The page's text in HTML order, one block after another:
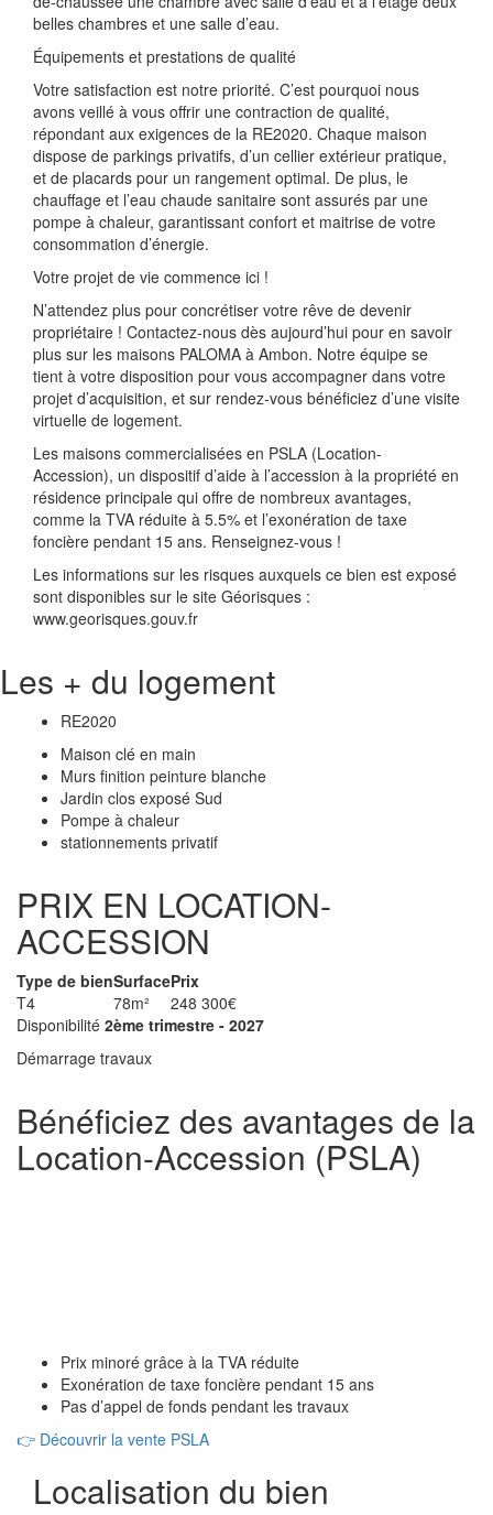
belles chambres et une salle d’eau.
Équipements et prestations de qualité
Votre satisfaction est notre priorité. C’est pourquoi nous
avons veillé à vous offrir une contraction de qualité,
répondant aux exigences de la RE2020. Chaque maison
dispose de parkings privatifs, d’un cellier extérieur pratique,
et de placards pour un rangement optimal. De plus, le
chauffage et l’eau chaude sanitaire sont assurés par une
pompe à chaleur, garantissant confort et maitrise de votre
consommation d’énergie.
Votre projet de vie commence ici !
N’attendez plus pour concrétiser votre rêve de devenir
propriétaire ! Contactez-nous dès aujourd’hui pour en savoir
plus sur les maisons PALOMA à Ambon. Notre équipe se
tient à votre disposition pour vous accompagner dans votre
projet d’acquisition, et sur rendez-vous bénéficiez d’une visite
virtuelle de logement.
Les maisons commercialisées en PSLA (Location-
Accession), un dispositif d’aide à l’accession à la propriété en
résidence principale qui offre de nombreux avantages,
comme la TVA réduite à 5.5% et l’exonération de taxe
foncière pendant 15 ans. Renseignez-vous !
Les informations sur les risques auxquels ce bien est exposé
sont disponibles sur le site Géorisques :
www.georisques.gouv.fr
Les + du logement
RE2020
Maison clé en main
Murs finition peinture blanche
Jardin clos exposé Sud
Pompe à chaleur
stationnements privatif
PRIX EN LOCATION-
ACCESSION
Type de bienSurfacePrix
T4
78m²
248 300€
Disponibilité 2ème trimestre - 2027
Démarrage travaux
Bénéficiez des avantages de la
Location-Accession (PSLA)
Prix minoré grâce à la TVA réduite
Exonération de taxe foncière pendant 15 ans
Pas d’appel de fonds pendant les travaux
👉 Découvrir la vente PSLA
Localisation du bien